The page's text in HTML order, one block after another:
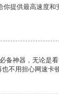
提供最高速度和
备神器，无论是
不用担心网速卡顿